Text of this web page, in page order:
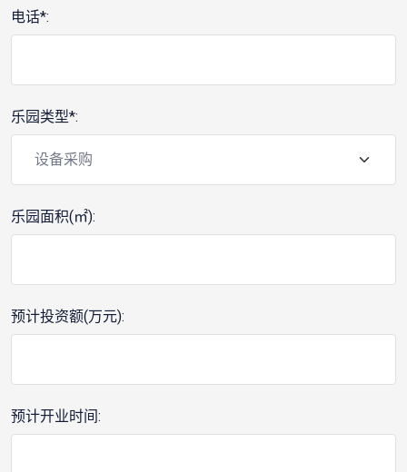
电话*:
乐园类型*:
乐园面积(㎡):
预计投资额(万元):
预计开业时间: